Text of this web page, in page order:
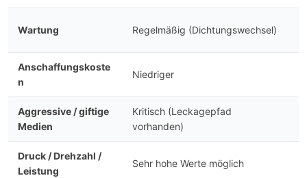
Wartung Regelmäßig (Dichtungswechsel)
Anschaffungskoste
n
Niedriger
Aggressive / giftige
Medien
Kritisch (Leckagepfad
vorhanden)
Druck / Drehzahl /
Leistung
Sehr hohe Werte möglich